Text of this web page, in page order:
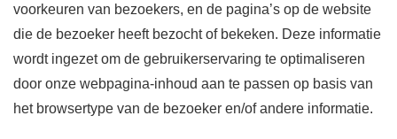
voorkeuren van bezoekers, en de pagina’s op de website
die de bezoeker heeft bezocht of bekeken. Deze informatie
wordt ingezet om de gebruikerservaring te optimaliseren
door onze webpagina-inhoud aan te passen op basis van
het browsertype van de bezoeker en/of andere informatie.